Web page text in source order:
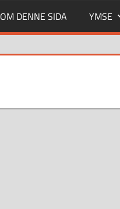
OM DENNE SIDA YMSE